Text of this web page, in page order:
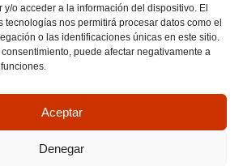
o acceder a la información del dispositivo. El
tecnologías nos permitirá procesar datos como el
o las identificaciones únicas en este sitio.
puede afectar negativamente a
Aceptar
Denegar